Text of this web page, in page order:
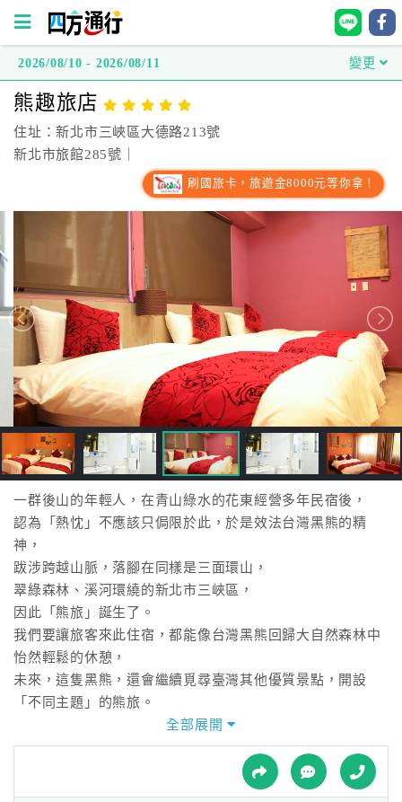
方
通
行
訂
房
直
接
跟
飯
店
訂
房
HOT
特
色
民
宿
球
2026/08/10 - 2026/08/11 變更
熊趣旅店
住址：新北市三峽區大德路213號
新北市旅館285號｜
刷國旅卡，旅遊金8000元等你拿！
一群後山的年輕人，在青山綠水的花東經營多年民宿後，
認為「熱忱」不應該只侷限於此，於是效法台灣黑熊的精
神，
跋涉跨越山脈，落腳在同樣是三面環山，
翠綠森林、溪河環繞的新北市三峽區，
因此「熊旅」誕生了。
我們要讓旅客來此住宿，都能像台灣黑熊回歸大自然森林中
怡然輕鬆的休憩，
未來，這隻黑熊，還會繼續覓尋臺灣其他優質景點，開設
「不同主題」的熊旅。
全部展開